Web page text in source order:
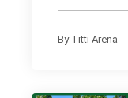
By Titti Arena